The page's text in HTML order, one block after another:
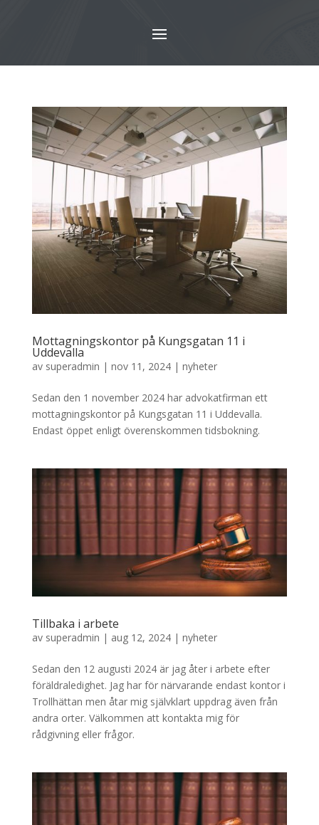
Mottagningskontor på Kungsgatan 11 i
Uddevalla
av superadmin | nov 11, 2024| nyheter
Sedan den 1 november 2024 har advokatfirman ett
mottagningskontor på Kungsgatan 11 i Uddevalla.
Endast öppet enligt överenskommen tidsbokning.
Tillbaka i arbete
av superadmin | aug 12, 2024| nyheter
Sedan den 12 augusti 2024 är jag åter i arbete efter
föräldraledighet. Jag har för närvarande endast kontor i
Trollhättan men åtar mig självklart uppdrag även från
andra orter. Välkommen att kontakta mig för
rådgivning eller frågor.